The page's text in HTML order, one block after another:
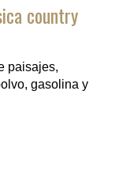
country
paisajes,
gasolina y